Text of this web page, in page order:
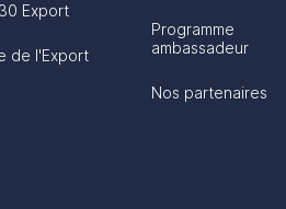
Export
de l'Export
Programme
ambassadeur
Nos partenaires